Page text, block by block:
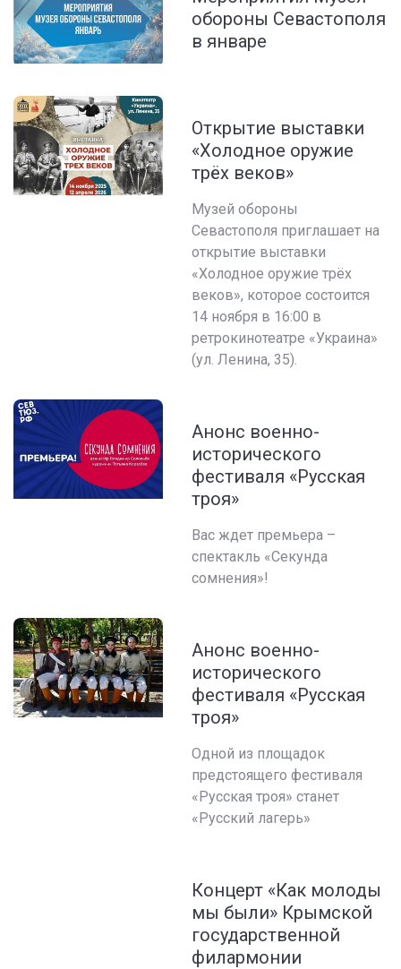
обороны Севастополя
в январе
Открытие выставки
«Холодное оружие
трёх веков»
Музей обороны
Севастополя приглашает на
открытие выставки
«Холодное оружие трёх
веков», которое состоится
14 ноября в 16:00 в
ретрокинотеатре «Украина»
(ул. Ленина, 35).
Анонс военно-
исторического
фестиваля «Русская
троя»
Вас ждет премьера –
спектакль «Секунда
сомнения»!
Анонс военно-
исторического
фестиваля «Русская
троя»
Одной из площадок
предстоящего фестиваля
«Русская троя» станет
«Русский лагерь»
Концерт «Как молоды
мы были» Крымской
государственной
филармонии